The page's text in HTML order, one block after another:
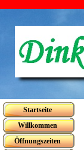
Startseite
Willkommen
Öffnungszeiten